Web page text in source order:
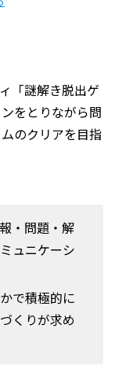
「謎解き脱出ゲ
をとりながら問
のクリアを目指
・問題・解
ュニケーシ
で積極的に
くりが求め